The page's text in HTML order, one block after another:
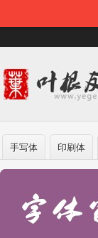
手写体 印刷体